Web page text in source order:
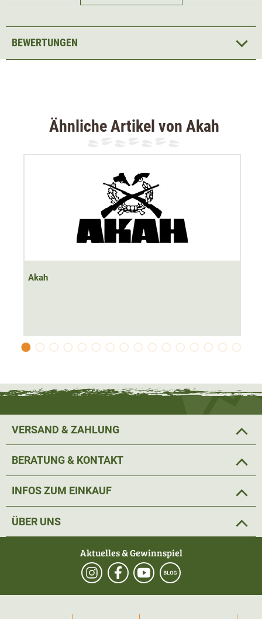
ausgeschlossen.
BEWERTUNGEN
Ähnliche Artikel von Akah
Akah
VERSAND & ZAHLUNG
BERATUNG & KONTAKT
INFOS ZUM EINKAUF
ÜBER UNS
Aktuelles & Gewinnspiel